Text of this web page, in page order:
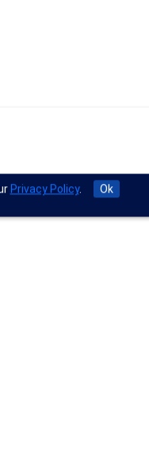
Privacy Policy. Ok